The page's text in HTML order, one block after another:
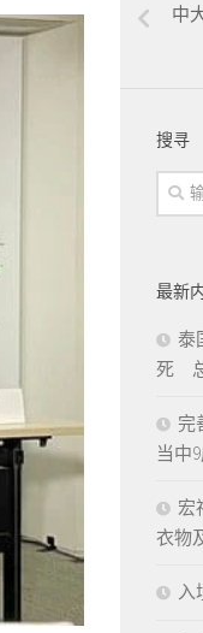
中
搜寻
最新
泰
死
完
当中
宏
衣物
入